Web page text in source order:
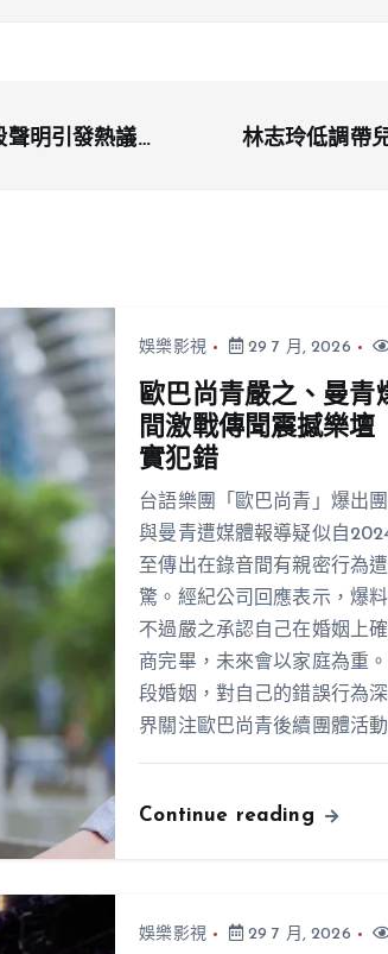
明引發熱議，
林志玲低調帶
娛樂影視 29 7 月, 2026
歐巴尚青嚴之、曼青
間激戰傳聞震撼樂
實犯錯
台語樂團「歐巴尚青」爆出
與曼青遭媒體報導疑似自
至傳出在錄音間有親密行為
驚。經紀公司回應表示，爆
不過嚴之承認自己在婚姻上
商完畢，未來會以家庭為重
段婚姻，對自己的錯誤行為
界關注歐巴尚青後續團體活
Continue reading
娛樂影視 29 7 月, 2026